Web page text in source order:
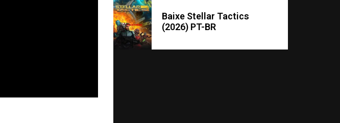
Baixe Stellar Tactics
(2026) PT-BR